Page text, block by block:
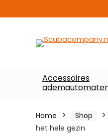
Accessoires
Home Shop
het hele gezin